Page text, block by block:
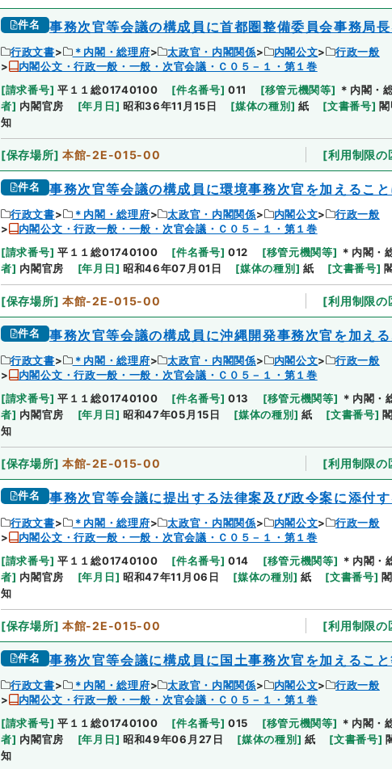
件名 事務次官等会議の構成員に首都圏整備委員会事務局長
行政文書 ＊内閣・総理府 太政官・内閣関係 内閣公文
行政一般
内閣公文・行政一般・一般・次官会議・Ｃ０５－１・第１巻
[請求番号] 平１１総01740100 [件名番号] 011 [移管元機関等] ＊内閣・
者] 内閣官房 [年月日] 昭和36年11月15日 [媒体の種別 ] 紙 [文書番号]
知
[保存場所] 本館-2E-015-00 [利用制限の
件名 事務次官等会議の構成員に環境事務次官を加えること
行政文書 ＊内閣・総理府 太政官・内閣関係 内閣公文
行政一般
内閣公文・行政一般・一般・次官会議・Ｃ０５－１・第１巻
[請求番号] 平１１総01740100 [件名番号] 012 [移管元機関等] ＊内閣・
者] 内閣官房 [年月日] 昭和46年07月01日 [媒体の種別 ] 紙 [文書番号]
[保存場所] 本館-2E-015-00 [利用制限の
件名 事務次官等会議の構成員に沖縄開発事務次官を加える
行政文書 ＊内閣・総理府 太政官・内閣関係 内閣公文
行政一般
内閣公文・行政一般・一般・次官会議・Ｃ０５－１・第１巻
[請求番号] 平１１総01740100 [件名番号] 013 [移管元機関等] ＊内閣・
者] 内閣官房 [年月日] 昭和47年05月15日 [媒体の種別 ] 紙 [文書番号]
知
[保存場所] 本館-2E-015-00 [利用制限の
件名 事務次官等会議に提出する法律案及び政令案に添付
行政文書 ＊内閣・総理府 太政官・内閣関係 内閣公文
行政一般
内閣公文・行政一般・一般・次官会議・Ｃ０５－１・第１巻
[請求番号] 平１１総01740100 [件名番号] 014 [移管元機関等] ＊内閣・
者] 内閣官房 [年月日] 昭和47年11月06日 [媒体の種別 ] 紙 [文書番号]
知
[保存場所] 本館-2E-015-00 [利用制限の
件名 事務次官等会議に構成員に国土事務次官を加えること
行政文書 ＊内閣・総理府 太政官・内閣関係 内閣公文
行政一般
内閣公文・行政一般・一般・次官会議・Ｃ０５－１・第１巻
[請求番号] 平１１総01740100 [件名番号] 015 [移管元機関等] ＊内閣・
者] 内閣官房 [年月日] 昭和49年06月27日 [媒体の種別 ] 紙 [文書番号]
知